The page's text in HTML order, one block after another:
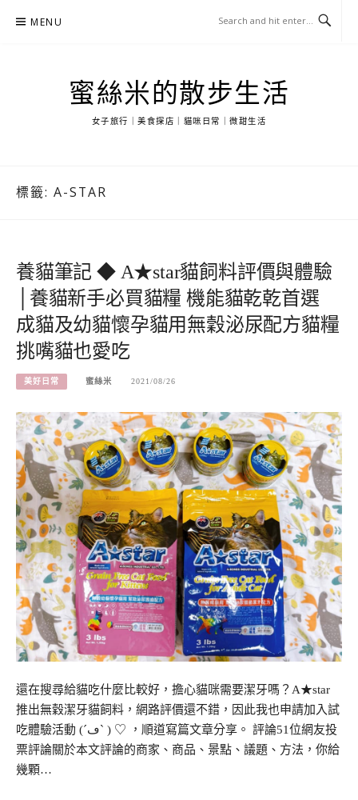
MENU
蜜絲米的散步生活
女子旅行｜美食探店｜貓咪日常｜微甜生活
標籤: A-STAR
養貓筆記 ◆ A★star貓飼料評價與體驗
│養貓新手必買貓糧 機能貓乾乾首選
成貓及幼貓懷孕貓用無穀泌尿配方貓糧
挑嘴貓也愛吃
美好日常 蜜絲米 2021/08/26
還在搜尋給貓吃什麼比較好，擔心貓咪需要潔牙嗎？A★star
推出無穀潔牙貓飼料，網路評價還不錯，因此我也申請加入試
吃體驗活動 (´ڡ` ) ♡ ，順道寫篇文章分享。 評論51位網友投
票評論關於本文評論的商家、商品、景點、議題、方法，你給
幾顆…